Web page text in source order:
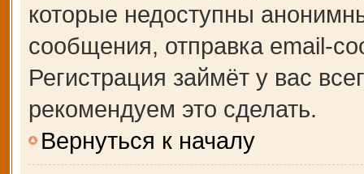
которые недоступны
сообщения, отправка email-
Регистрация займёт у вас
рекомендуем это сделать.
Вернуться к началу